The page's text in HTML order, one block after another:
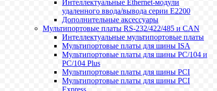
Интеллектуальные Ethernet-модули
удаленного ввода/вывода серии E2200
Дополнительные аксессуары
Мультипортовые платы RS-232/422/485 и CAN
Интеллектуальные мультипортовые платы
Мультипортовые платы для шины ISA
Мультипортовые платы для шины PC/104 и
PC/104 Plus
Мультипортовые платы для шины PCI
Мультипортовые платы для шины PCI
Express